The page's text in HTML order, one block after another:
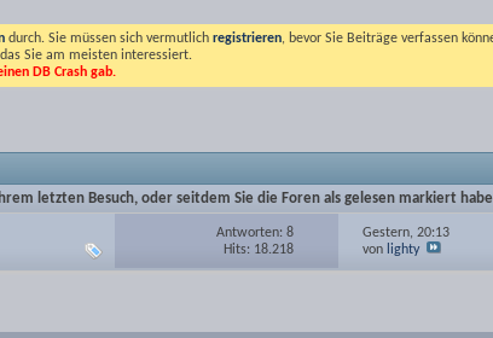
durch. Sie müssen sich vermutlich registrieren, bevor Sie Beiträge verfassen
Sie am meisten interessiert.
DB Crash gab.
letzten Besuch, oder seitdem Sie die Foren als gelesen markiert
Antworten: 8
Hits: 18.218
Gestern,20:13
von lighty